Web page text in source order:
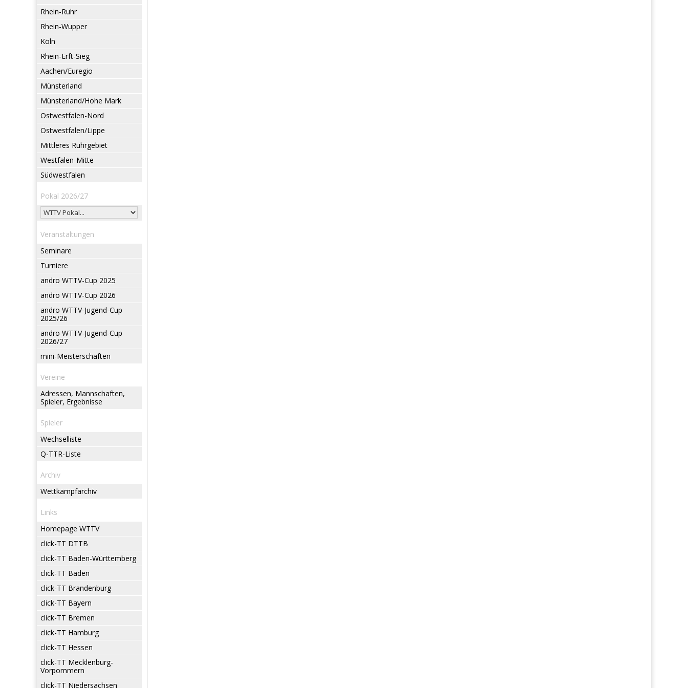
Rhein-Ruhr
Rhein-Wupper
Köln
Rhein-Erft-Sieg
Aachen/Euregio
Münsterland
Münsterland/Hohe Mark
Ostwestfalen-Nord
Ostwestfalen/Lippe
Mittleres Ruhrgebiet
Westfalen-Mitte
Südwestfalen
Pokal 2026/27
Veranstaltungen
Seminare
Turniere
andro WTTV-Cup 2025
andro WTTV-Cup 2026
andro WTTV-Jugend-Cup
2025/26
andro WTTV-Jugend-Cup
2026/27
mini-Meisterschaften
Vereine
Adressen, Mannschaften,
Spieler, Ergebnisse
Spieler
Wechselliste
Q-TTR-Liste
Archiv
Wettkampfarchiv
Links
Homepage WTTV
click-TT DTTB
click-TT Baden-Württemberg
click-TT Baden
click-TT Brandenburg
click-TT Bayern
click-TT Bremen
click-TT Hamburg
click-TT Hessen
click-TT Mecklenburg-
Vorpommern
click-TT Niedersachsen